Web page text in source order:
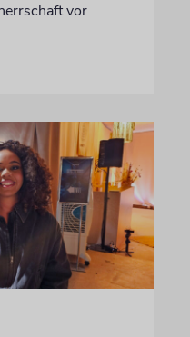
vor